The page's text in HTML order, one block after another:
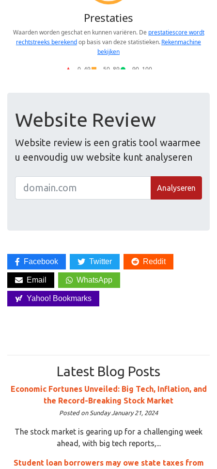
Website Review
Website review is een gratis tool waarmee
u eenvoudig uw website kunt analyseren
Analyseren
Facebook Twitter Reddit
Email WhatsApp
Yahoo! Bookmarks
Latest Blog Posts
Economic Fortunes Unveiled: Big Tech, Inflation, and
the Record-Breaking Stock Market
Posted on Sunday January 21, 2024
The stock market is gearing up for a challenging week
ahead, with big tech reports,...
Student loan borrowers may owe state taxes from